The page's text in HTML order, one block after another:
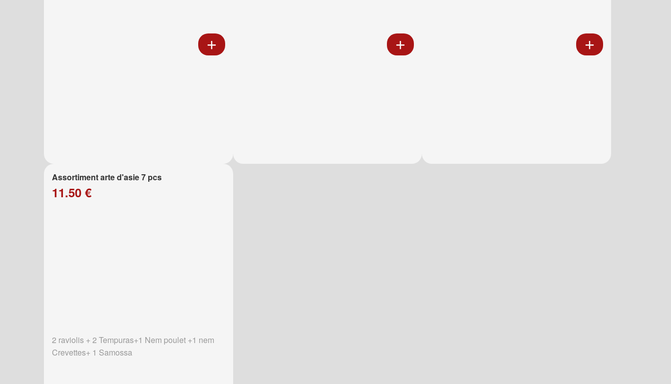
Assortiment arte d'asie 7 pcs
11.50 €
2 raviolis + 2 Tempuras+1 Nem poulet +1 nem
Crevettes+ 1 Samossa